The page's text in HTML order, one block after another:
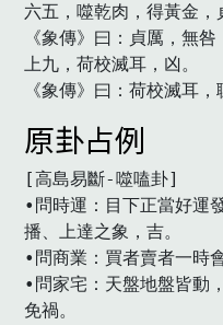
六五，噬乾肉，得黃金，
《象傳》曰：貞厲，無咎
上九，荷校滅耳，凶。
《象傳》曰：荷校滅耳，
原卦占例
[高島易斷-噬嗑卦]
•問時運：目下正當好運
播、上達之象，吉。
•問商業：買者賣者一時
•問家宅：天盤地盤皆動
免禍。